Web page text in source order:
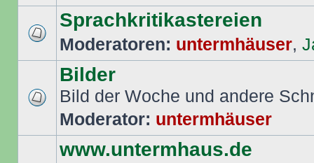
Sprachkritikastereien
Moderatoren: untermhäuser,
Bilder
Bild der Woche und andere
Moderator: untermhäuser
www.untermhaus.de